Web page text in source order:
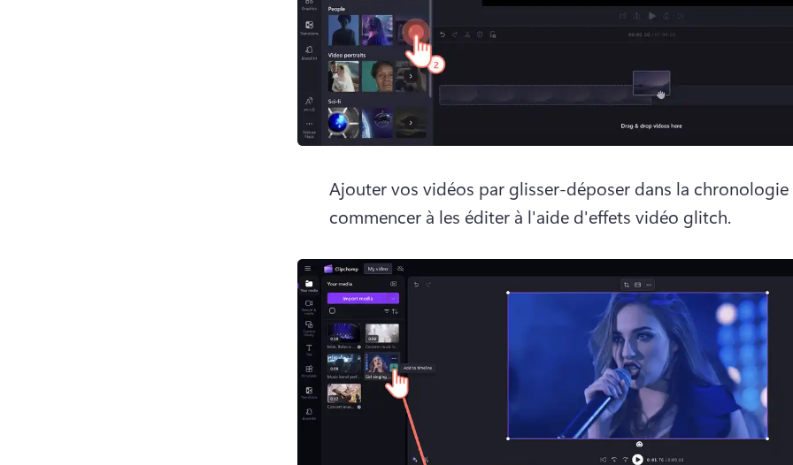
Ajouter vos vidéos par glisser-déposer dans la
commencer à les éditer à l'aide d'effets vidéo glitch.